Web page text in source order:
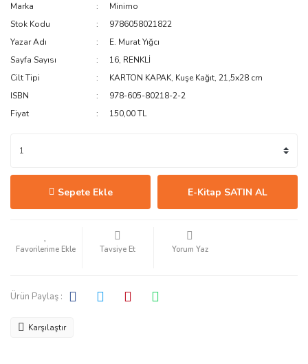
Marka
Minimo
Stok Kodu
9786058021822
Yazar Adı
E. Murat Yığcı
Sayfa Sayısı
16, RENKLİ
Cilt Tipi
KARTON KAPAK, Kuşe Kağıt, 21,5x28 cm
ISBN
978-605-80218-2-2
Fiyat
150,00 TL
Sepete Ekle E-Kitap SATIN AL
Tavsiye Et Yorum Yaz
Ürün Paylaş :
Karşılaştır